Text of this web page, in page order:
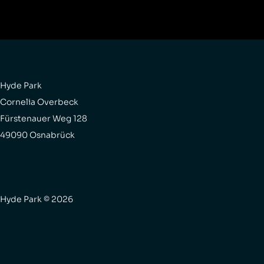
Hyde Park
Cornelia Overbeck
Fürstenauer Weg 128
49090 Osnabrück
Hyde Park © 2026